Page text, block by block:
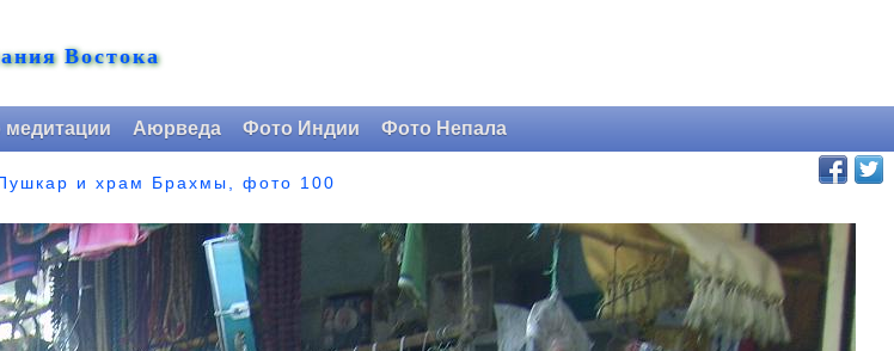
Востока
медитации Аюрведа Фото Индии Фото Непала
и храм Брахмы, фото 100